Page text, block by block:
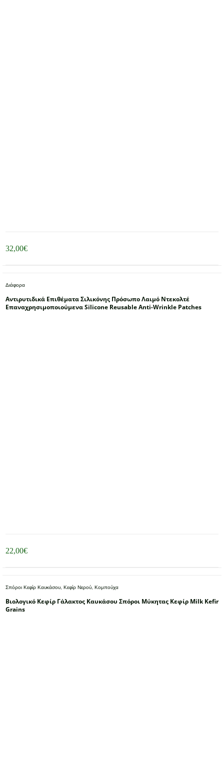
32,00€
Διάφορα
Αντιρυτιδικά Επιθέματα Σιλικόνης Πρόσωπο Λαιμό Ντεκολτέ
Επαναχρησιμοποιούμενα Silicone Reusable Anti-Wrinkle Patches
22,00€
Σπόροι Κεφίρ Καυκάσου, Κεφίρ Νερού, Κομπούχα
Βιολογικό Κεφίρ Γάλακτος Καυκάσου Σπόροι Μύκητας Κεφίρ Milk Kefir
Grains